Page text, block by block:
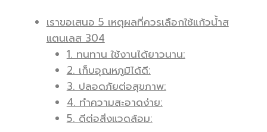
เราขอเสนอ 5 เหตุผลที่ควรเลือกใช้แก้วน้ำส
แตนเลส 304
1. ทนทาน ใช้งานได้ยาวนาน:
2. เก็บอุณหภูมิได้ดี:
3. ปลอดภัยต่อสุขภาพ:
4. ทำความสะอาดง่าย:
5. ดีต่อสิ่งแวดล้อม: